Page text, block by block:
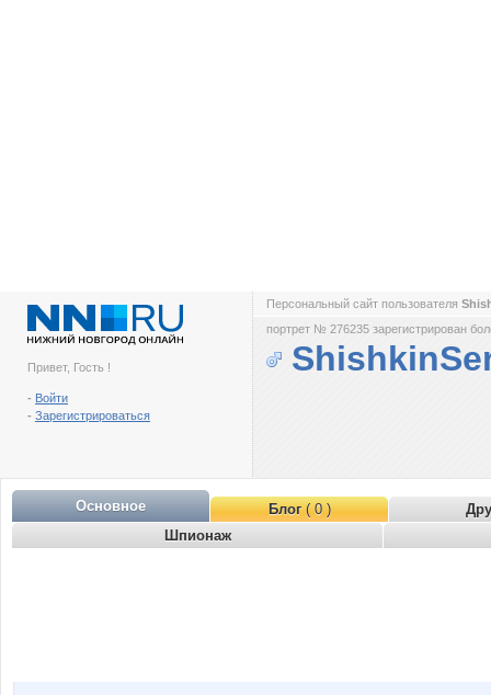
Привет, Гость !
- Войти
- Зарегистрироваться
Персональный сайт пользователя
портрет № 276235 зарегистрирован
Основное Блог( 0 )
Шпионаж